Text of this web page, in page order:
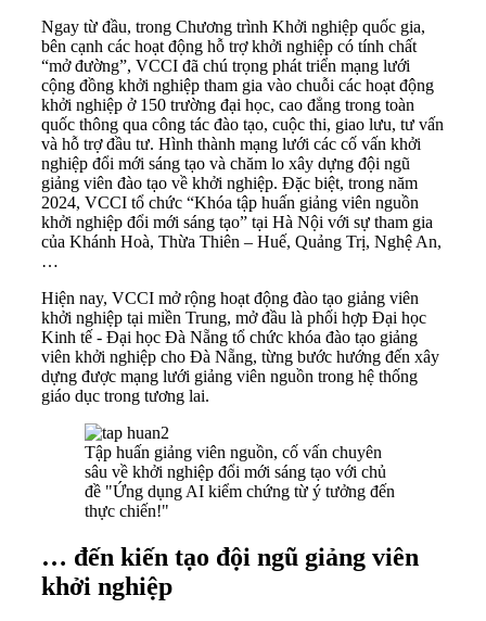
Ngay từ đầu, trong Chương trình Khởi nghiệp quốc gia,
bên cạnh các hoạt động hỗ trợ khởi nghiệp có tính chất
“mở đường”, VCCI đã chú trọng phát triển mạng lưới
cộng đồng khởi nghiệp tham gia vào chuỗi các hoạt động
khởi nghiệp ở 150 trường đại học, cao đẳng trong toàn
quốc thông qua công tác đào tạo, cuộc thi, giao lưu, tư vấn
và hỗ trợ đầu tư. Hình thành mạng lưới các cố vấn khởi
nghiệp đổi mới sáng tạo và chăm lo xây dựng đội ngũ
giảng viên đào tạo về khởi nghiệp. Đặc biệt, trong năm
2024, VCCI tổ chức “Khóa tập huấn giảng viên nguồn
khởi nghiệp đổi mới sáng tạo” tại Hà Nội với sự tham gia
của Khánh Hoà, Thừa Thiên – Huế, Quảng Trị, Nghệ An,
…
Hiện nay, VCCI mở rộng hoạt động đào tạo giảng viên
khởi nghiệp tại miền Trung, mở đầu là phối hợp Đại học
Kinh tế - Đại học Đà Nẵng tổ chức khóa đào tạo giảng
viên khởi nghiệp cho Đà Nẵng, từng bước hướng đến xây
dựng được mạng lưới giảng viên nguồn trong hệ thống
giáo dục trong tương lai.
Tập huấn giảng viên nguồn, cố vấn chuyên
sâu về khởi nghiệp đổi mới sáng tạo với chủ
đề "Ứng dụng AI kiểm chứng từ ý tưởng đến
thực chiến!"
… đến kiến tạo đội ngũ giảng viên
khởi nghiệp